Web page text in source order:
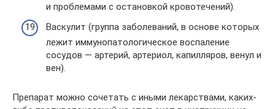
и проблемами с остановкой кровотечений).
Васкулит (группа заболеваний, в основе которых
лежит иммунопатологическое воспаление
сосудов — артерий, артериол, капилляров, венул и
вен).
Препарат можно сочетать с иными лекарствами, каких-